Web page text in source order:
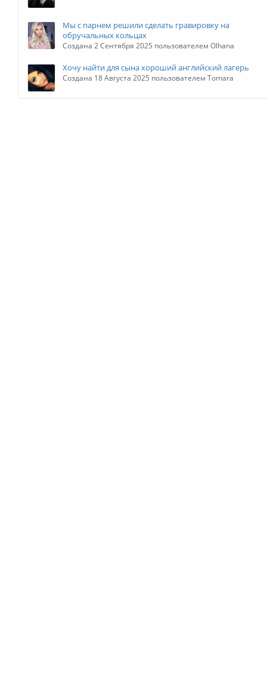
Мы с парнем решили сделать гравировку на
обручальных кольцах
Создана 2 Сентября 2025 пользователем Olhana
Хочу найти для сына хороший английский лагерь
Создана 18 Августа 2025 пользователем Tomara